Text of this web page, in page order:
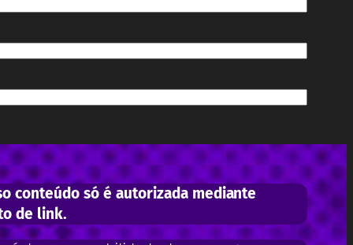
conteúdo só é autorizada mediante
de link.